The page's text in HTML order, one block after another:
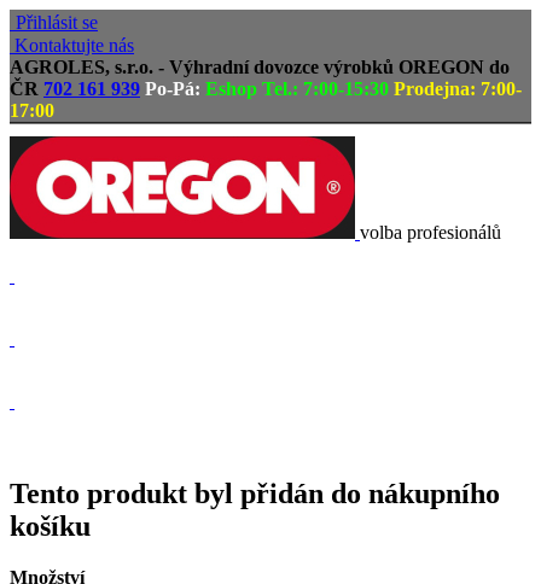
Přihlásit se
Kontaktujte nás
AGROLES, s.r.o. - Výhradní dovozce výrobků OREGON do
ČR 702 161 939 Po-Pá: Eshop Tel.: 7:00-15:30 Prodejna: 7:00-
17:00
volba profesionálů
Tento produkt byl přidán do nákupního
košíku
Množství